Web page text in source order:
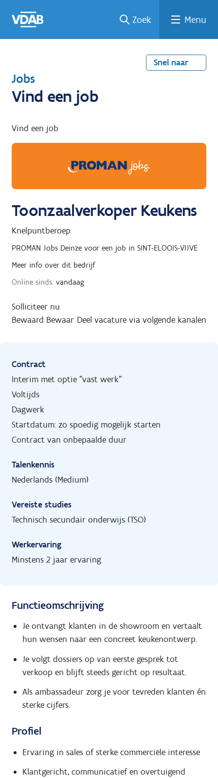
naar
een
een
job
naar
Zoek Menu
Snel naar
T
e
u
g
a
r
Jobs
Vind een job
Vind een job
Toonzaalverkoper Keukens
Knelpuntberoep
PROMAN Jobs Deinze voor een job in SINT-ELOOIS-VIJVE
Meer info over dit bedrijf
Online sinds: vandaag
Solliciteer nu
Bewaard Bewaar Deel vacature via volgende kanalen
Contract
Interim met optie "vast werk"
Voltijds
Dagwerk
Startdatum: zo spoedig mogelijk starten
Contract van onbepaalde duur
Talenkennis
Nederlands (Medium)
Vereiste studies
Technisch secundair onderwijs (TSO)
Werkervaring
Minstens 2 jaar ervaring
Functieomschrijving
Je ontvangt klanten in de showroom en vertaalt
hun wensen naar een concreet keukenontwerp.
Je volgt dossiers op van eerste gesprek tot
verkoop en blijft steeds gericht op resultaat.
Als ambassadeur zorg je voor tevreden klanten én
sterke cijfers.
Profiel
Ervaring in sales of sterke commerciële interesse
Klantgericht, communicatief en overtuigend